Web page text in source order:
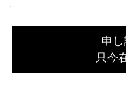
申し
只今